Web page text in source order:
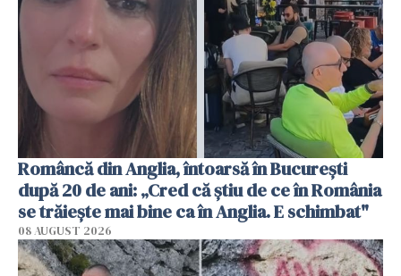
Româncă din Anglia, întoarsă în București
după 20 de ani: „Cred că știu de ce în România
se trăiește mai bine ca în Anglia. E schimbat"
08 AUGUST 2026